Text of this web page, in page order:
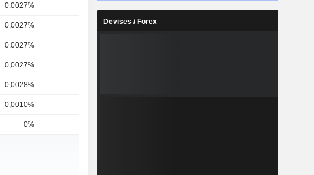
0,0027%
0,0027%
0,0027%
0,0027%
0,0028%
0,0010%
0%
Devises / Forex